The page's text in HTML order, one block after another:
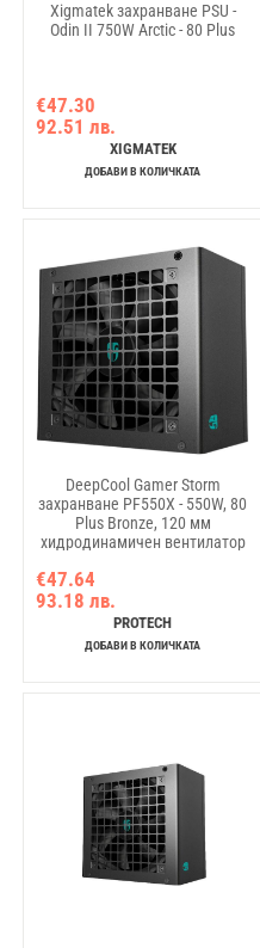
Xigmatek захранване PSU -
Odin II 750W Arctic - 80 Plus
€47.30
92.51 лв.
XIGMATEK
ДОБАВИ В КОЛИЧКАТА
DeepCool Gamer Storm
захранване PF550X - 550W, 80
Plus Bronze, 120 мм
хидродинамичен вентилатор
€47.64
93.18 лв.
PROTECH
ДОБАВИ В КОЛИЧКАТА